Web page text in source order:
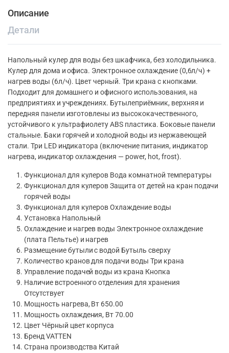
Описание
Детали
Напольный кулер для воды без шкафчика, без холодильника.
Кулер для дома и офиса. Электронное охлаждение (0,6л/ч) +
нагрев воды (6л/ч). Цвет черный. Три крана с кнопками.
Подходит для домашнего и офисного использования, на
предприятиях и учреждениях. Бутылеприёмник, верхняя и
передняя панели изготовлены из высококачественного,
устойчивого к ультрафиолету ABS пластика. Боковые панели
стальные. Баки горячей и холодной воды из нержавеющей
стали. Три LED индикатора (включение питания, индикатор
нагрева, индикатор охлаждения — power, hot, frost).
Функционал для кулеров Вода комнатной температуры
Функционал для кулеров Защита от детей на кран подачи
горячей воды
Функционал для кулеров Охлаждение воды
Установка Напольный
Охлаждение и нагрев воды Электронное охлаждение
(плата Пельтье) и нагрев
Размещение бутыли с водой Бутыль сверху
Количество кранов для подачи воды Три крана
Управление подачей воды из крана Кнопка
Наличие встроенного отделения для хранения
Отсутствует
Мощность нагрева, Вт 650.00
Мощность охлаждения, Вт 70.00
Цвет Чёрный цвет корпуса
Бренд VATTEN
Страна производства Китай